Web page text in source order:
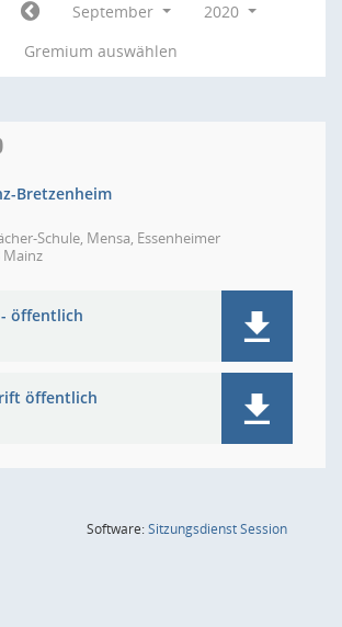
September
2020
Gremium auswählen
Bretzenheim
Schule, Mensa, Essenheimer
Mainz
öffentlich
öffentlich
Software:SitzungsdienstSession(Wird in